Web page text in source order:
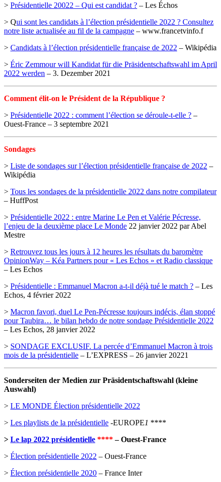
> Présidentielle 20022 – Qui est candidat ? – Les Échos
> Qui sont les candidats à l’élection présidentielle 2022 ? Consultez
notre liste actualisée au fil de la campagne – www.francetvinfo.f
> Candidats à l’élection présidentielle française de 2022 – Wikipédia
> Éric Zemmour will Kandidat für die Präsidentschaftswahl im April
2022 werden – 3. Dezember 2021
Comment élit-on le Président de la République ?
> Présidentielle 2022 : comment l’élection se déroule-t-elle ? –
Ouest-France – 3 septembre 2021
Sondages
> Liste de sondages sur l’élection présidentielle française de 2022 –
Wikipédia
> Tous les sondages de la présidentielle 2022 dans notre compilateur
– HuffPost
> Présidentielle 2022 : entre Marine Le Pen et Valérie Pécresse,
l’enjeu de la deuxième place Le Monde 22 janvier 2022 par Abel
Mestre
> Retrouvez tous les jours à 12 heures les résultats du baromètre
OpinionWay – Kéa Partners pour « Les Echos » et Radio classique
– Les Echos
> Présidentielle : Emmanuel Macron a-t-il déjà tué le match ? – Les
Echos, 4 février 2022
> Macron favori, duel Le Pen-Pécresse toujours indécis, élan stoppé
pour Taubira… le bilan hebdo de notre sondage Présidentielle 2022
– Les Echos, 28 janvier 2022
> SONDAGE EXCLUSIF. La percée d’Emmanuel Macron à trois
mois de la présidentielle – L’EXPRESS – 26 janvier 20221
Sonderseiten der Medien zur Präsidentschaftswahl (kleine
Auswahl)
> LE MONDE Élection présidentielle 2022
> Les playlists de la présidentielle -EUROPE1 ****
> Le lap 2022 présidentielle ****– Ouest-France
> Élection présidentielle 2022 – Ouest-France
> Élection présidentielle 2020 – France Inter